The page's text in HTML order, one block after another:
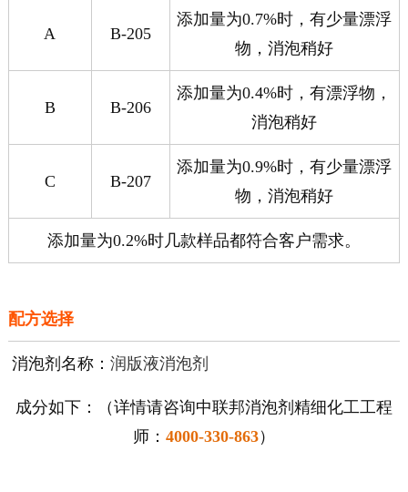
A B-205
添加量为0.7%时，有少量漂浮
物，消泡稍好
B B-206
添加量为0.4%时，有漂浮物，
消泡稍好
C B-207
添加量为0.9%时，有少量漂浮
物，消泡稍好
添加量为0.2%时几款样品都符合客户需求。
配方选择
消泡剂名称： 润版液消泡剂
成分如下：（详情请咨询中联邦消泡剂精细化工工程
师： 4000-330-863）